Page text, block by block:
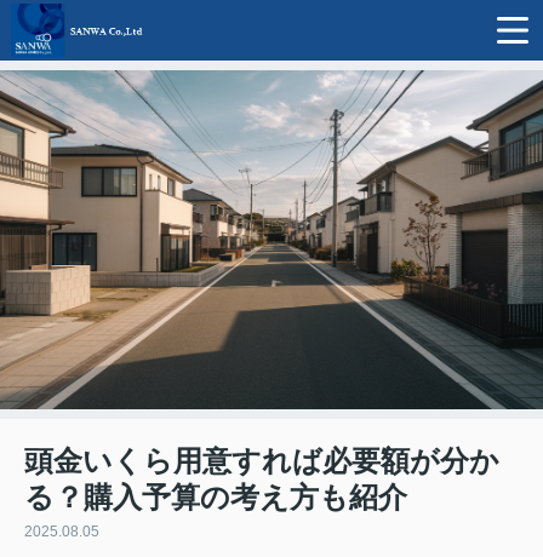
頭金いくら用意すれば必要額が分か
る？購入予算の考え方も紹介
2025.08.05